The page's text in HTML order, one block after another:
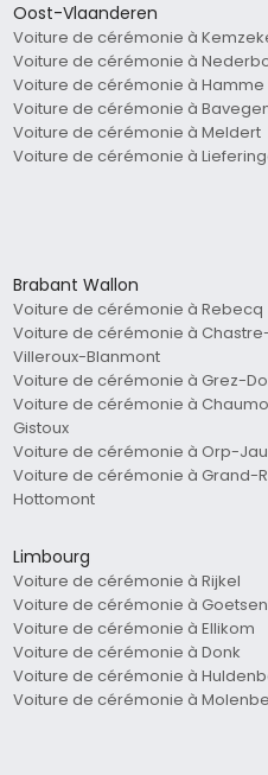
Oost-Vlaanderen
Voiture de cérémonie à
Voiture de cérémonie à
Voiture de cérémonie à Hamme
Voiture de cérémonie à
Voiture de cérémonie à Meldert
Voiture de cérémonie à
Brabant Wallon
Voiture de cérémonie à Rebecq
Voiture de cérémonie à
Villeroux-Blanmont
Voiture de cérémonie à Grez-
Voiture de cérémonie à
Gistoux
Voiture de cérémonie à Orp-
Voiture de cérémonie à Grand-
Hottomont
Limbourg
Voiture de cérémonie à Rijkel
Voiture de cérémonie à
Voiture de cérémonie à Ellikom
Voiture de cérémonie à Donk
Voiture de cérémonie à
Voiture de cérémonie à